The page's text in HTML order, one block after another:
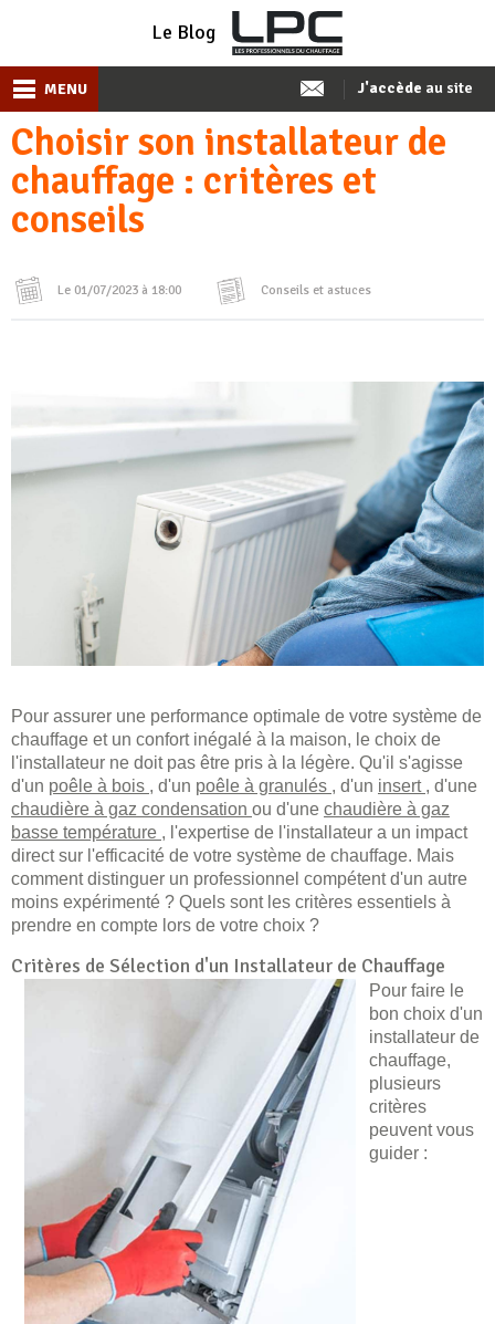
Le Blog
MENU J'accède au site
Choisir son installateur de
chauffage : critères et
conseils
Le 01/07/2023 à 18:00 Conseils et astuces
Pour assurer une performance optimale de votre système de
chauffage et un confort inégalé à la maison, le choix de
l'installateur ne doit pas être pris à la légère. Qu'il s'agisse
d'un poêle à bois , d'un poêle à granulés , d'un insert , d'une
chaudière à gaz condensation ou d'une chaudière à gaz
basse température , l'expertise de l'installateur a un impact
direct sur l'efficacité de votre système de chauffage. Mais
comment distinguer un professionnel compétent d'un autre
moins expérimenté ? Quels sont les critères essentiels à
prendre en compte lors de votre choix ?
Critères de Sélection d'un Installateur de Chauffage
Pour faire le
bon choix d'un
installateur de
chauffage,
plusieurs
critères
peuvent vous
guider :